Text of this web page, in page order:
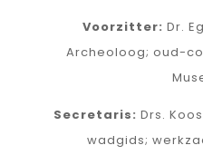
Voorzitter: Dr.
Archeoloog; oud-
Secretaris: Drs.
wadgids;